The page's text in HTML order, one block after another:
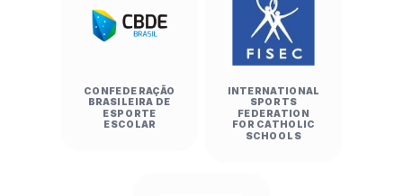
CONFEDERAÇÃO
BRASILEIRA DE
ESPORTE
ESCOLAR
INTERNATIONAL
SPORTS
FEDERATION
FOR CATHOLIC
SCHOOLS